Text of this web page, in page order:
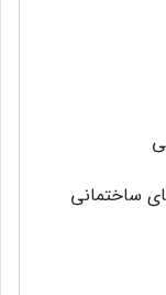
ساختمانی